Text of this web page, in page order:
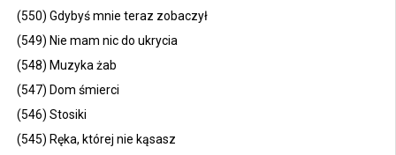
(550) Gdybyś mnie teraz zobaczył
(549) Nie mam nic do ukrycia
(548) Muzyka żab
(547) Dom śmierci
(546) Stosiki
(545) Ręka, której nie kąsasz